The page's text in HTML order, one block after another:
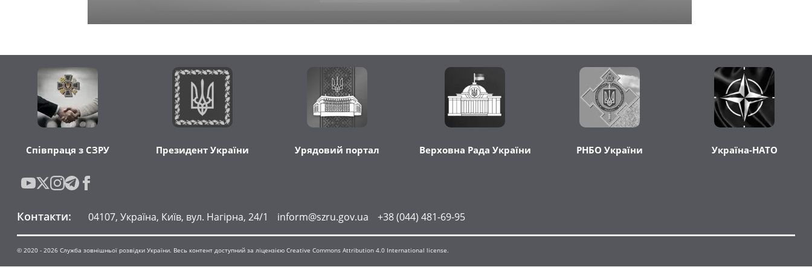
Співпраця з СЗРУ Президент України Урядовий портал Україна-НАТО
РНБО України
Верховна Рада України
Контакти: 04107, Україна, Київ, вул. Нагірна, 24/1 inform@szru.gov.ua +38 (044) 481-69-95
© 2020 -2026 Служба зовнішньої розвідки України. Весь контент доступний за ліцензією Creative Commons Attribution 4.0 International license.